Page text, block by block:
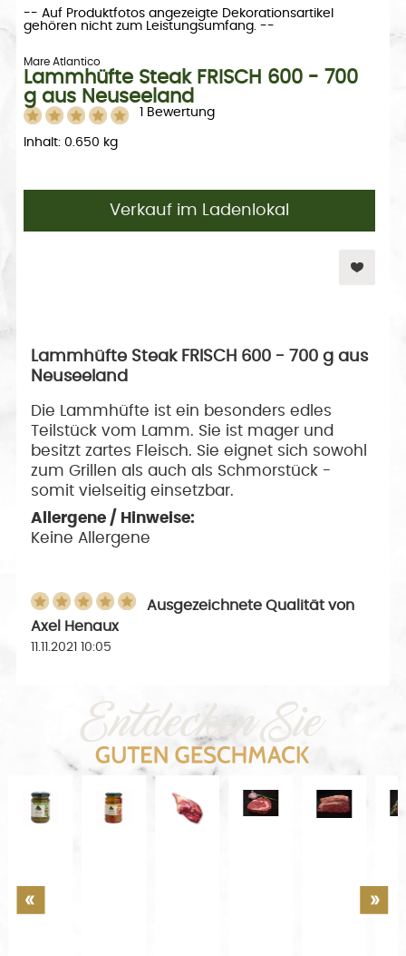
-- Auf Produktfotos angezeigte Dekorationsartikel
gehören nicht zum Leistungsumfang. --
Mare Atlantico
Lammhüfte Steak FRISCH 600 - 700
g aus Neuseeland
1 Bewertung
Inhalt: 0.650 kg
Verkauf im Ladenlokal
Lammhüfte Steak FRISCH 600 - 700 g aus
Neuseeland
Die Lammhüfte ist ein besonders edles
Teilstück vom Lamm. Sie ist mager und
besitzt zartes Fleisch. Sie eignet sich sowohl
zum Grillen als auch als Schmorstück -
somit vielseitig einsetzbar.
Allergene / Hinweise:
Keine Allergene
Ausgezeichnete Qualität von
Axel Henaux
11.11.2021 10:05